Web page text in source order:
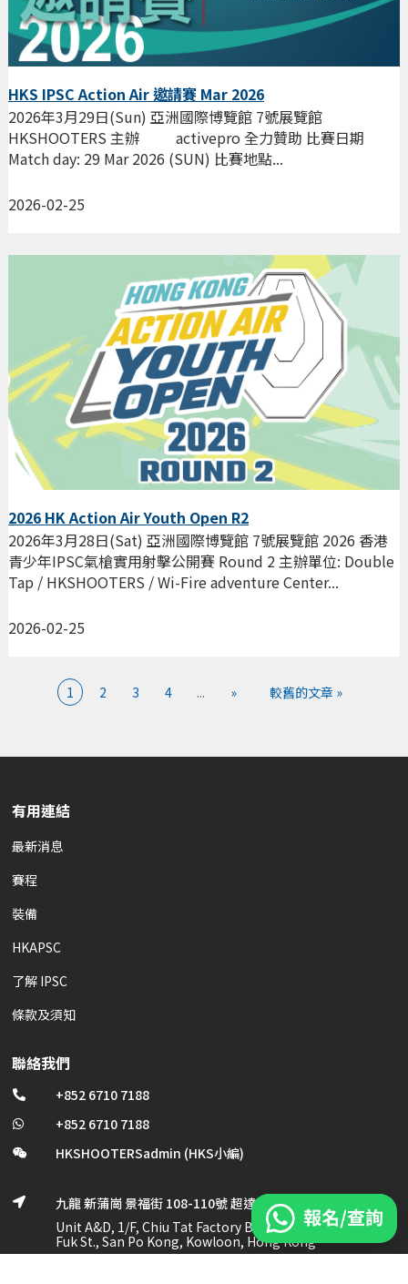
HKS IPSC Action Air 邀請賽 Mar 2026
2026-02-25
2026年3月29日(Sun) 亞洲國際博覽館 7號展覽館
HKSHOOTERS 主辦 activepro 全力贊助 比賽日期
Match day: 29 Mar 2026 (SUN) 比賽地點...
2026 HK Action Air Youth Open R2
2026-02-25
2026年3月28日(Sat) 亞洲國際博覽館 7號展覽館 2026 香港
青少年IPSC氣槍實用射擊公開賽 Round 2 主辦單位: Double
Tap / HKSHOOTERS / Wi-Fire adventure Center...
1 2 3 4 ... » 較舊的文章 »
有用連結
最新消息
賽程
裝備
HKAPSC
了解 IPSC
條款及須知
聯絡我們
 +852 6710 7188
 +852 6710 7188
 HKSHOOTERSadmin (HKS小編)

九龍 新蒲崗 景福街 108-110號 超達工業大廈 1/F, A及D室
Unit A&D, 1/F, Chiu Tat Factory Bldg., No. 108-110 King
Fuk St., San Po Kong, Kowloon, Hong Kong